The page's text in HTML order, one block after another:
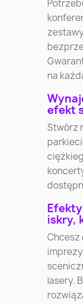
na
efekt
Stwórz
iskry,
Chcesz
lasery.